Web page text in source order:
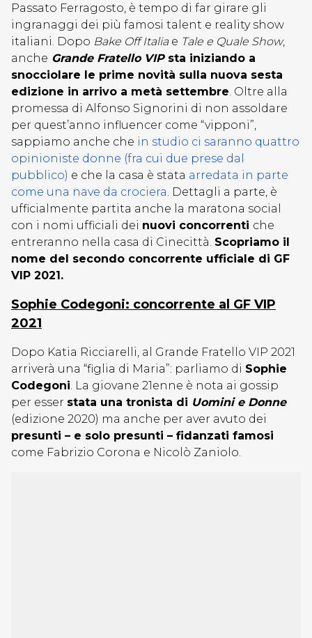
Passato Ferragosto, è tempo di far girare gli
ingranaggi dei più famosi talent e reality show
italiani. Dopo Bake Off Italiae Tale e Quale Show,
anche Grande Fratello VIPsta iniziando a
snocciolare le prime novità sulla nuova sesta
edizione in arrivo a metà settembre. Oltre alla
promessa di Alfonso Signorini di non assoldare
per quest’anno influencer come “vipponi”,
sappiamo anche che in studio ci saranno quattro
opinioniste donne (fra cui due prese dal
pubblico) e che la casa è stata arredata in parte
come una nave da crociera. Dettagli a parte, è
ufficialmente partita anche la maratona social
con i nomi ufficiali dei nuovi concorrenti che
entreranno nella casa di Cinecittà. Scopriamo il
nome del secondo concorrente ufficiale di GF
VIP 2021.
Sophie Codegoni: concorrente al GF VIP
2021
Dopo Katia Ricciarelli, al Grande Fratello VIP 2021
arriverà una “figlia di Maria”: parliamo di Sophie
Codegoni. La giovane 21enne è nota ai gossip
per esser stata una tronista di Uomini e Donne
(edizione 2020) ma anche per aver avuto dei
presunti – e solo presunti – fidanzati famosi
come Fabrizio Corona e Nicolò Zaniolo.